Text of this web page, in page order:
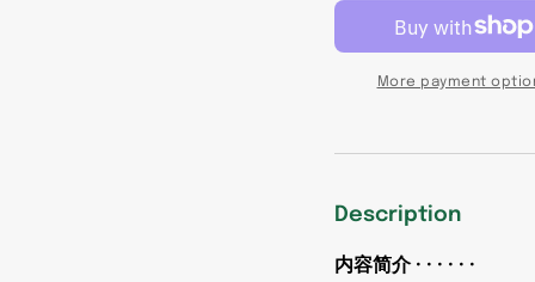
常》
作
出
版
日
常》
作
出
版
More payment
Description
内容简介 · · · · · ·